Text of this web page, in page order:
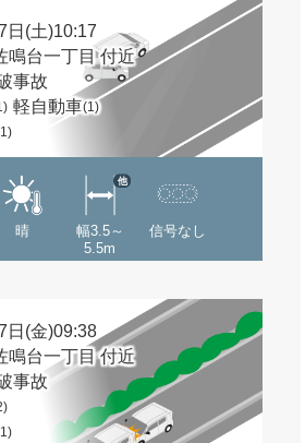
日(土)10:17
鳴台一丁目 付近
事故
軽自動車(1)
晴
幅3.5～
5.5m
他
信号なし
日(金)09:38
鳴台一丁目 付近
事故